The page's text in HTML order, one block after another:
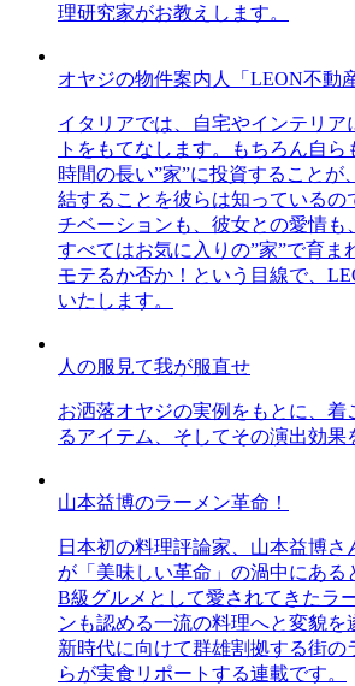
理研究家がお教えします。
オヤジの物件案内人「LEON不動産
イタリアでは、自宅やインテリア
トをもてなします。もちろん自
時間の長い”家”に投資することが
結することを彼らは知っているの
チベーションも、彼女との愛情も
すべてはお気に入りの”家”で育ま
モテるか否か！という目線で、
いたします。
人の服見て我が服直せ
お洒落オヤジの実例をもとに、着
るアイテム、そしてその演出効果
山本益博のラーメン革命！
日本初の料理評論家、山本益博さ
が「美味しい革命」の渦中にある
B級グルメとして愛されてきたラ
ンも認める一流の料理へと変貌を
新時代に向けて群雄割拠する街の
らが実食リポートする連載です。